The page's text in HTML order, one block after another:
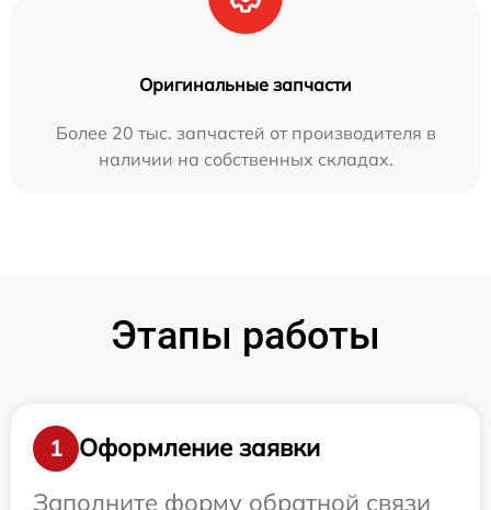
Оригинальные запчасти
Более 20 тыс. запчастей от производителя в
наличии на собственных складах.
Этапы работы
1
Оформление заявки
Заполните форму обратной связи